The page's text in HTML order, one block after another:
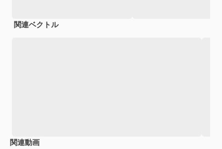
関連ベクトル
関連動画